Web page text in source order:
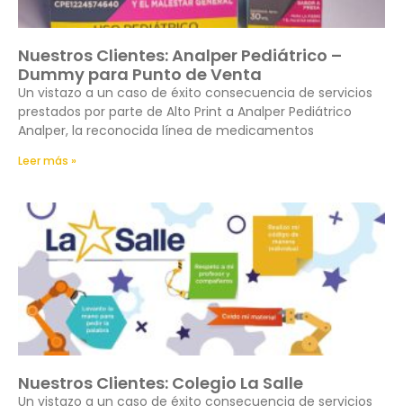
Nuestros Clientes: Analper Pediátrico –
Dummy para Punto de Venta
Un vistazo a un caso de éxito consecuencia de servicios
prestados por parte de Alto Print a Analper Pediátrico
Analper, la reconocida línea de medicamentos
Leer más »
Nuestros Clientes: Colegio La Salle
Un vistazo a un caso de éxito consecuencia de servicios